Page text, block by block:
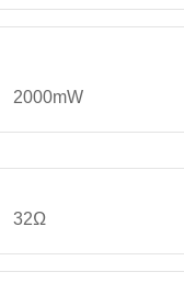
2000mW
32Ω